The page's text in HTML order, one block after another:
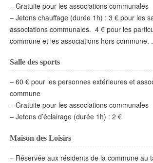
– Gratuite pour les associations communales
– Jetons chauffage (durée 1h) : 3 € pour les
associations communales. 4 € pour les
commune et les associations hors commune. .
Salle des sports
– 60 € pour les personnes extérieures et
commune
– Gratuite pour les associations communales
– Jetons d’éclairage (durée 1h) : 2 €
Maison des Loisirs
– Réservée aux résidents de la commune au